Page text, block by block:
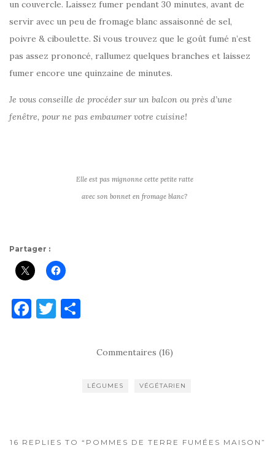
un couvercle. Laissez fumer pendant 30 minutes, avant de
servir avec un peu de fromage blanc assaisonné de sel,
poivre & ciboulette. Si vous trouvez que le goût fumé n’est
pas assez prononcé, rallumez quelques branches et laissez
fumer encore une quinzaine de minutes.
Je vous conseille de procéder sur un balcon ou près d’une
fenêtre, pour ne pas embaumer votre cuisine!
Elle est pas mignonne cette petite ratte
avec son bonnet en fromage blanc?
Partager :
F
k
T
ta
er
Commentaires (16)
LÉGUMES VÉGÉTARIEN
16 REPLIES TO “POMMES DE TERRE FUMÉES MAISON”